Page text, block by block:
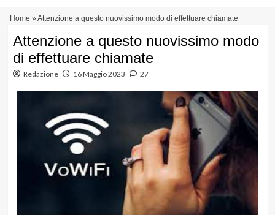
contenuto
Home » Attenzione a questo nuovissimo modo di effettuare chiamate
Attenzione a questo nuovissimo modo
di effettuare chiamate
Redazione 16 Maggio 2023 27